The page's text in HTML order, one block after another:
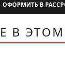
ОФОРМИТЬ В
В